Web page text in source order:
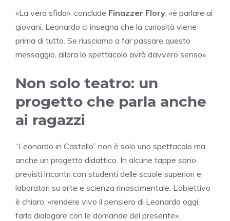
«La vera sfida», conclude Finazzer Flory , «è parlare ai
giovani. Leonardo ci insegna che la curiosità viene
prima di tutto. Se riusciamo a far passare questo
messaggio, allora lo spettacolo avrà davvero senso».
Non solo teatro: un
progetto che parla anche
ai ragazzi
“Leonardo in Castello” non è solo uno spettacolo ma
anche un progetto didattico. In alcune tappe sono
previsti incontri con studenti delle scuole superiori e
laboratori su arte e scienza rinascimentale. L’obiettivo
è chiaro: «rendere vivo il pensiero di Leonardo oggi,
farlo dialogare con le domande del presente».